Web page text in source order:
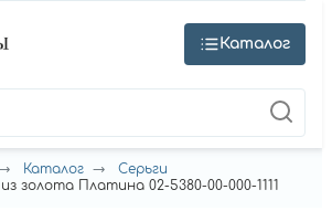
Каталог
Каталог
Серьги
золота Платина 02-5380-00-000-1111